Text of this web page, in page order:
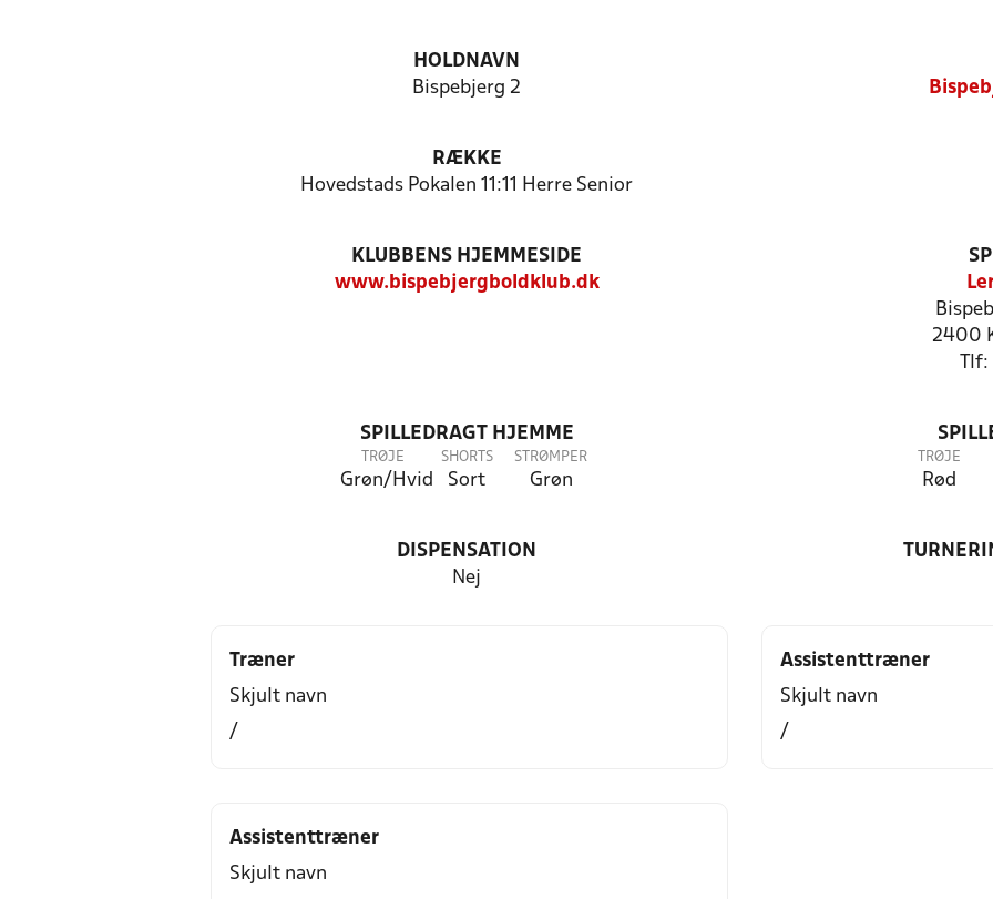
HOLDNAVN
Bispebjerg 2
RÆKKE
Hovedstads Pokalen 11:11 Herre Senior
KLUBBENS HJEMMESIDE
www.bispebjergboldklub.dk
2400
SPILLEDRAGT HJEMME
TRØJE
Grøn/Hvid
SHORTS
Sort
STRØMPER
Grøn
TRØJE
Rød
DISPENSATION
Nej
Træner
Skjult navn
/
Assistenttræner
Skjult navn
/
Assistenttræner
Skjult navn